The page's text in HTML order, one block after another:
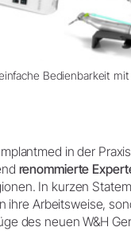
Bedienbarkeit
in der
renommierte
In kurzen
ihre Arbeitsweise,
des neuen W&H